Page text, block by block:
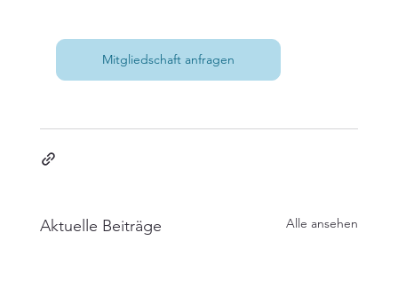
Mitgliedschaft anfragen
Aktuelle Beiträge Alle ansehen